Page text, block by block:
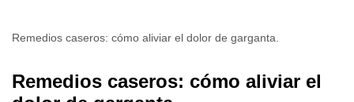
Remedios caseros: cómo aliviar el dolor de garganta.
Remedios caseros: cómo aliviar el